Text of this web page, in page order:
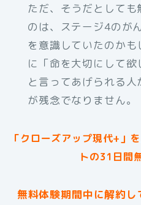
ただ、そうだとして
のは、ステージ4のが
を意識していたのか
に「命を大切にして欲
と言ってあげられる
が残念でなりません。
「クローズアップ現代+」
トの31日間
無料体験期間中に解約